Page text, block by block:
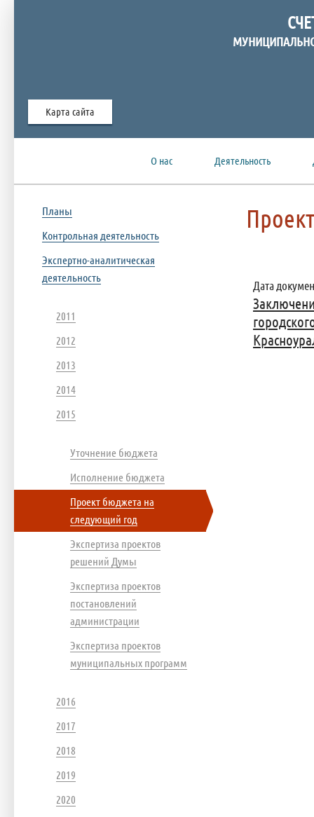
Карта сайта
О нас Деятельность
Дата
Планы
Контрольная деятельность
Экспертно-аналитическая
деятельность
2011
2012
2013
2014
2015
Уточнение бюджета
Исполнение бюджета
Проект бюджета на
следующий год
Экспертиза проектов
решений Думы
Экспертиза проектов
постановлений
администрации
Экспертиза проектов
муниципальных программ
2016
2017
2018
2019
2020